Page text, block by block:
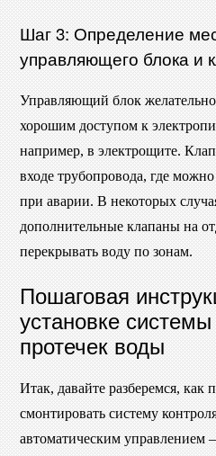
Шаг 3: Определение
управляющего блока и
Управляющий блок
хорошим доступом к
например, в электрощите.
входе трубопровода, где
при аварии. В некоторых
дополнительные клапаны на
перекрывать воду по зонам.
Пошаговая
установке
протечек воды
Итак, давайте разберемся, как
смонтировать систему
автоматическим управлением